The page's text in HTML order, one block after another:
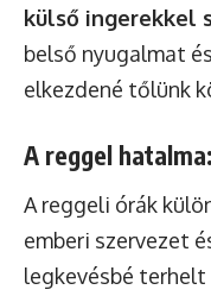
külső ingerekkel
belső nyugalmat
elkezdené tőlünk
A reggel
A reggeli órák
emberi szervezet
legkevésbé terhelt